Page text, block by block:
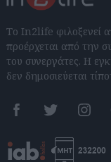
Το In2life φιλοξενεί
προέρχεται από την
του συνεργάτες. Η
δεν δημοσιεύεται
FacebookTwitter